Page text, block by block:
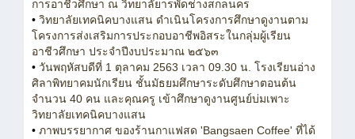
การอาชีวศึกษา ณ วิทยาลัยารพัดช่างสกลนคร
• วิทยาลัยเทคนิคบางแสน ดำเนินโครงการศึกษาดูงานตาม
โครงการส่งเสริมการประกอบอาชีพอิสระในกลุ่มผู้เรียน
อาชีวศึกษา ประจำปีงบประมาณ ๒๕๖๓
• วันพฤหัสบดีที่ 1 ตุลาคม 2563 เวลา 09.30 น. โรงเรียนอ่าง
ศิลาพิทยาคมนักเรียน ชั้นมัธยมศึกษาระดับศึกษาตอนต้น
จำนวน 40 คน และคุณครู เข้าศึกษาดูงานศูนย์บ่มเพาะ
วิทยาลัยเทคนิคบางแสน
• ภาพบรรยากาศ ของร้านกาแฟสด 'Bangsaen Coffee' ที่ได้